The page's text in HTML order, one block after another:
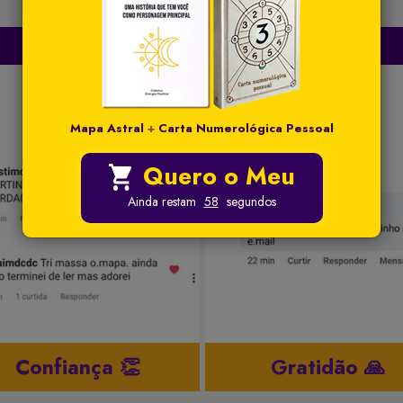
DEPOIMENTOS REAIS 👇
Gratidão 🙏 Vitóriaaa 🏆
Mapa Astral +Carta Numerológica Pessoal
Quero o Meu
Ainda restam 57 segundos